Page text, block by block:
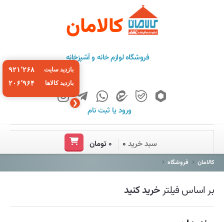
کالامان
فروشگاه لوازم خانه و آشپزخانه
ورودیا ثبت نام
فروشگاه
باشگاه مشتریان
درباره ما
سبد خرید ۰ ۰ تومان
کالامان فروشگاه
بر اساس فیلترخرید کنید
❮
بازدید سایت ۹۲۱٬۲۶۸
بازدید کالاها ۲۰۶٬۹۶۴